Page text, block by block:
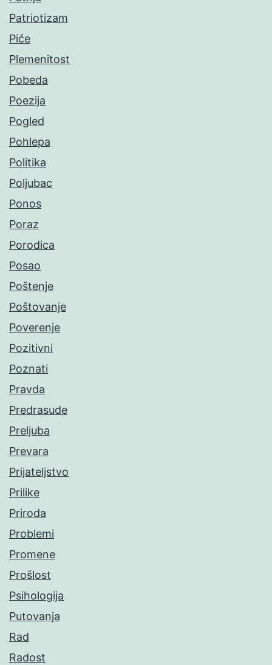
Patriotizam
Piće
Plemenitost
Pobeda
Poezija
Pogled
Pohlepa
Politika
Poljubac
Ponos
Poraz
Porodica
Posao
Poštenje
Poštovanje
Poverenje
Pozitivni
Poznati
Pravda
Predrasude
Preljuba
Prevara
Prijateljstvo
Prilike
Priroda
Problemi
Promene
Prošlost
Psihologija
Putovanja
Rad
Radost